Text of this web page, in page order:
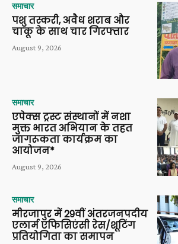
समाचार
पशु तस्करी, अवैध शराब और
चाकू के साथ चार गिरफ्तार
August 9, 2026
समाचार
एपेक्स ट्रस्ट संस्थानों में नशा
मुक्त भारत अभियान के तहत
जागरूकता कार्यक्रम का
आयोजन*
August 9, 2026
समाचार
मीरजापुर में 29वीं अंतरजनपदीय
एलार्म एफिसिएंसी रेस/शूटिंग
प्रतियोगिता का समापन